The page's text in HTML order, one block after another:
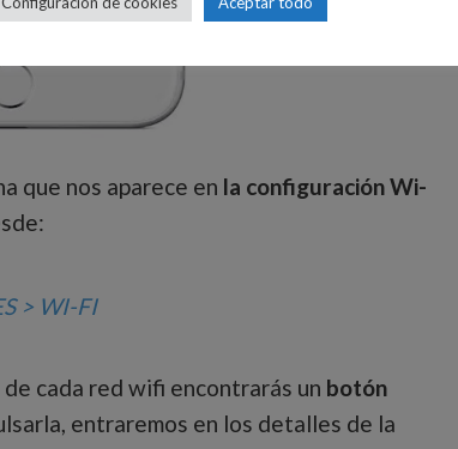
que nos aparece en la configuración Wi-
> WI-FI
cada red wifi encontrarás un botón
entraremos en los detalles de la